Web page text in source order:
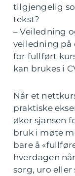
tilgjengelig
tekst?
– Veiledning
veiledning på
for fullført
kan brukes i
Når et
praktiske
øker sjansen
bruk i møte
bare å
hverdagen
sorg, uro eller